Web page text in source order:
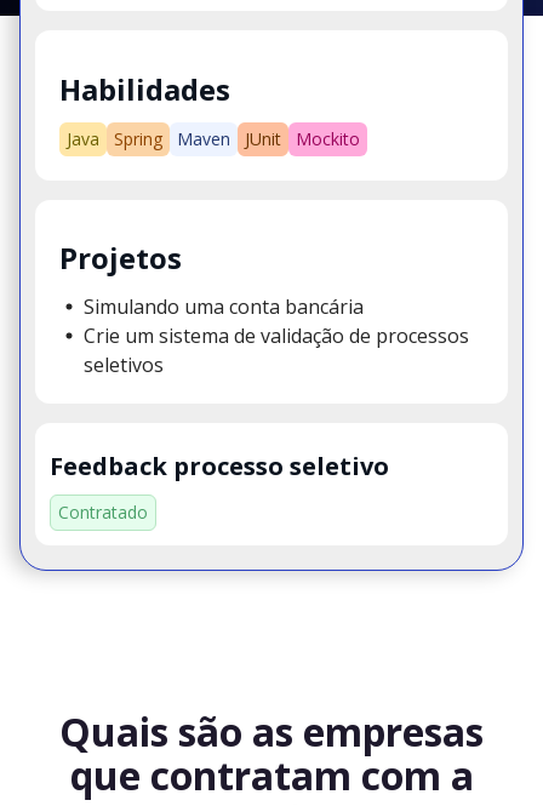
Habilidades
Java Spring Maven JUnit Mockito
Projetos
Simulando uma conta bancária
Crie um sistema de validação de processos
seletivos
Feedback processo seletivo
Contratado
Quais são as empresas
que contratam com a